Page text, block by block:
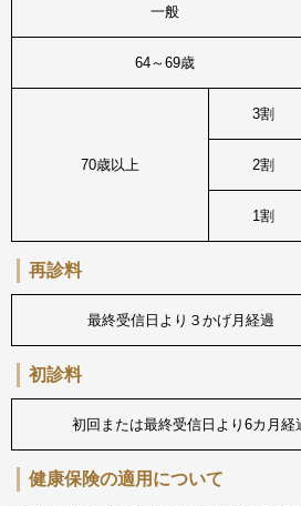
一般
64～69歳
70歳以上
3割
2割
1割
再診料
最終受信日より３かげ月経過
初診料
初回または最終受信日より6カ月経
健康保険の適用について